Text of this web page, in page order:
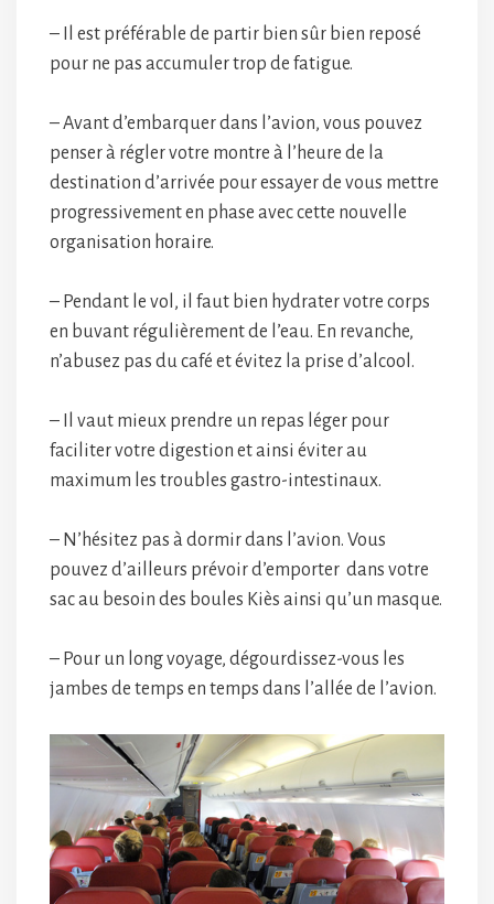
– Il est préférable de partir bien sûr bien reposé
pour ne pas accumuler trop de fatigue.
– Avant d’embarquer dans l’avion, vous pouvez
penser à régler votre montre à l’heure de la
destination d’arrivée pour essayer de vous mettre
progressivement en phase avec cette nouvelle
organisation horaire.
– Pendant le vol, il faut bien hydrater votre corps
en buvant régulièrement de l’eau. En revanche,
n’abusez pas du café et évitez la prise d’alcool.
– Il vaut mieux prendre un repas léger pour
faciliter votre digestion et ainsi éviter au
maximum les troubles gastro-intestinaux.
– N’hésitez pas à dormir dans l’avion. Vous
pouvez d’ailleurs prévoir d’emporter dans votre
sac au besoin des boules Kiès ainsi qu’un masque.
– Pour un long voyage, dégourdissez-vous les
jambes de temps en temps dans l’allée de l’avion.